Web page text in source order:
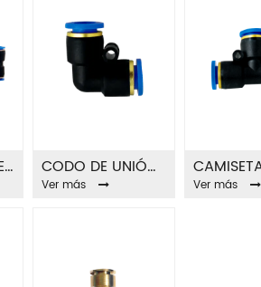
FA8029 UNIÓN EPG RECTA CODO DE UNIÓN EPV FA8030
Ver más Ver más